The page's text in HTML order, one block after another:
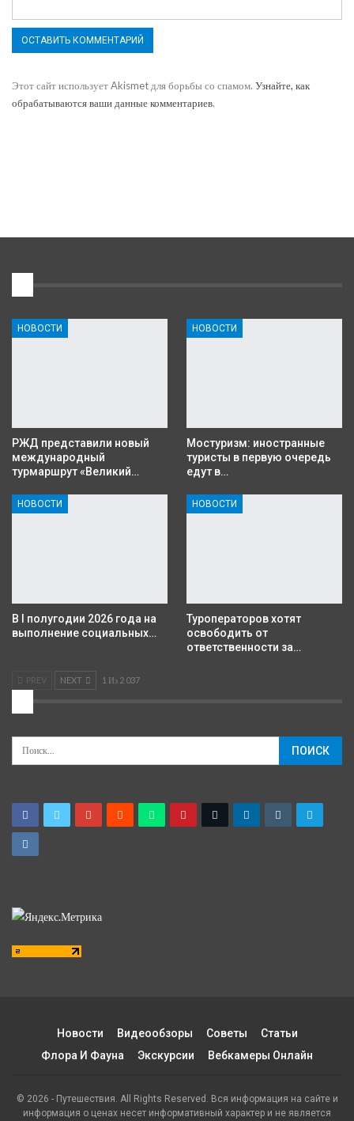
Этот сайт использует Akismet для борьбы со спамом. Узнайте, как
обрабатываются ваши данные комментариев.
НОВОСТИ
РЖД представили новый
международный
турмаршрут «Великий…
НОВОСТИ
Мостуризм: иностранные
туристы в первую очередь
едут в…
НОВОСТИ
В I полугодии 2026 года на
выполнение социальных…
НОВОСТИ
Туроператоров хотят
освободить от
ответственности за…
PREV NEXT 1 Из 2 037
Новости Видеообзоры Советы
Статьи
Флора И Фауна
Экскурсии Вебкамеры Онлайн
© 2026 - Путешествия. All Rights Reserved. Вся информация на сайте и
информация о ценах несет информативный характер и не является